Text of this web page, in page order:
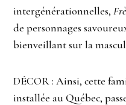
intergénérationnelles,
de personnages
bienveillant sur la
DÉCOR : Ainsi, cette
installée au Québec,